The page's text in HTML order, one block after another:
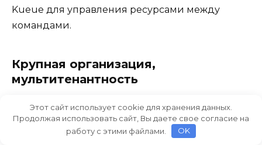
Kueue для управления ресурсами между
командами.
Крупная организация,
мультитенантность
Несколько отдельных кластеров или строгая
изоляция через Virtual Cluster (vCluster). MIG
для гарантированной изоляции GPU. Система
Этот сайт использует cookie для хранения данных.
Продолжая использовать сайт, Вы даете свое согласие на
работу с этими файлами.
OK